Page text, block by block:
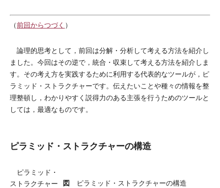
（前回からつづく ）
論理的思考として，前回は分解・分析して考える方法を紹介し
ました。今回はその逆で，統合・収束して考える方法を紹介しま
す。その考え方を実践するために利用する代表的なツールが，ピ
ラミッド・ストラクチャーです。伝えたいことや種々の情報を整
理整頓し，わかりやすく説得力のある主張を行うためのツールと
しては，最適なものです。
ピラミッド・ストラクチャーの構造
図 ピラミッド・ストラクチャーの構造
ピラミッド・
ストラクチャー